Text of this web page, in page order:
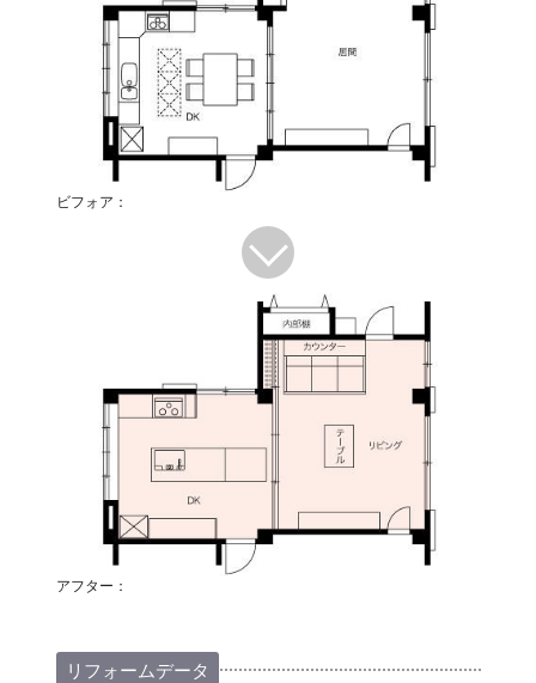
ビフォア：
アフター：
リフォームデータ